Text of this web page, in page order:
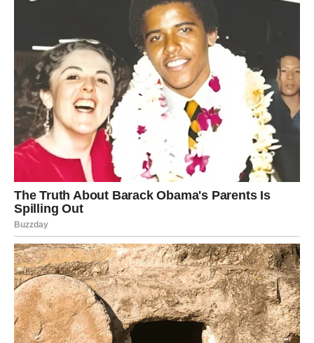
Poznat diljem svijeta, ovaj preslatki kolač s maslacem osvojio
je srca mnogih svojim dekadentno bogatim okusom i
božanstvenom teksturom koja se bez napora otapa na nepcu.
Bezvremenski užitak prikladan za svaki događaj ili proslavu, a
najveća prednost je brza priprema od samo 10 minuta.
Krenite na kulinarsko putovanje slijedeći ovaj jednostavan
recept i pripremite se zapanjiti sve ukusnom tortom koja će
ostaviti neizbrisiv dojam.
Ukupno vrijeme potrebno za ovaj recept je otprilike 55-60
minuta, od čega je 10 minuta predviđeno za pripremu i 45-50
minuta za kuhanje.